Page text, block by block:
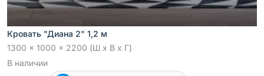
Кровать "Диана 2" 1,2 м
1300 x 1000 x 2200 (Ш x В x Г)
В наличии